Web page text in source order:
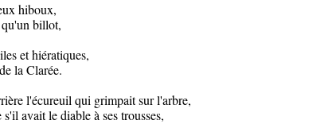
hiboux,
billot,
et hiératiques,
la Clarée.
l'écureuil qui grimpait sur l'arbre,
avait le diable à ses trousses,